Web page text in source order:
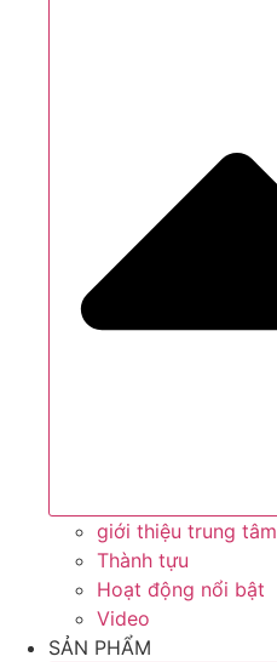
giới thiệu trung tâm
Thành tựu
Hoạt động nổi bật
Video
SẢN PHẨM